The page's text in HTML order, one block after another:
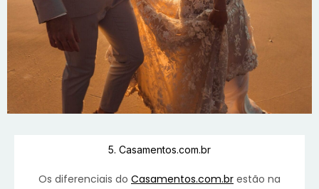
5. Casamentos.com.br
Os diferenciais do Casamentos.com.br estão na